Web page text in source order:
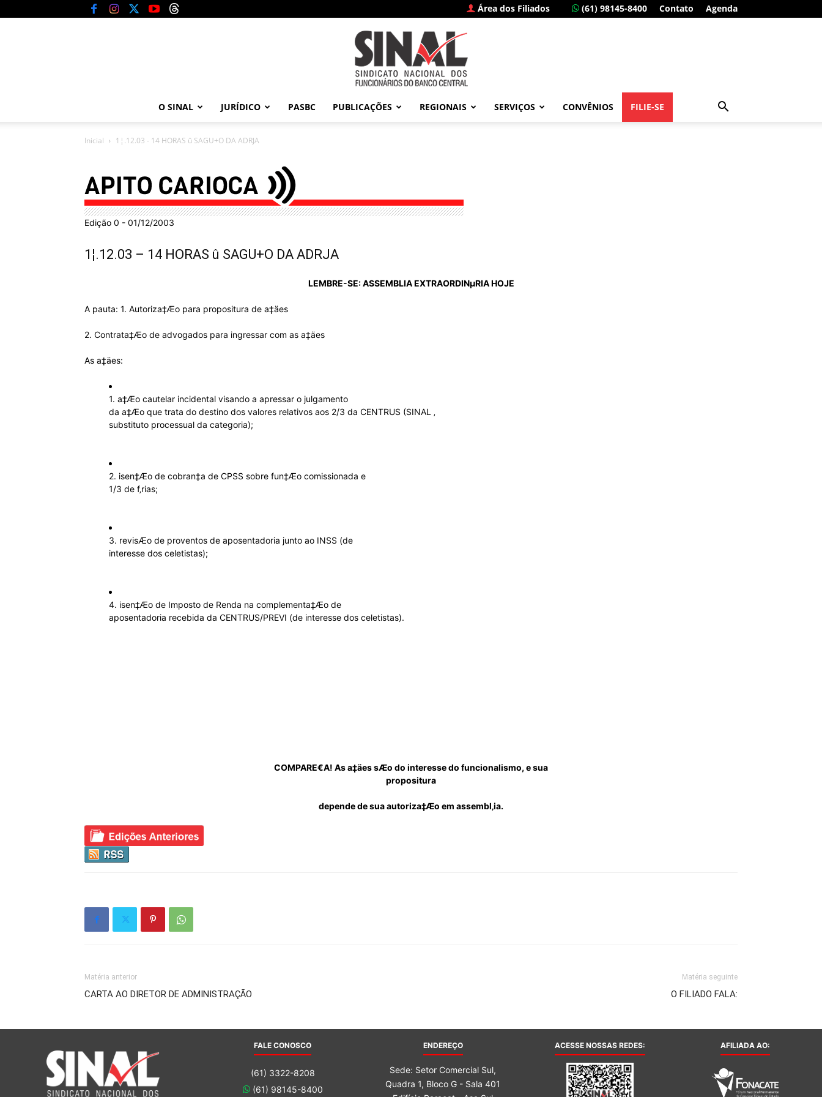
Área dos Filiados (61) 98145-8400 Contato Agenda
–
Sindicato
O SINAL JURÍDICO PASBC PUBLICAÇÕES REGIONAIS SERVIÇOS CONVÊNIOS FILIE-SE
Inicial 1¦.12.03 - 14 HORAS û SAGU+O DA ADRJA
Edição 0 - 01/12/2003
1¦.12.03 – 14 HORAS û SAGU+O DA ADRJA
LEMBRE-SE: ASSEMBLIA EXTRAORDINµRIA HOJE
A pauta: 1. Autoriza‡Æo para propositura de a‡äes
2. Contrata‡Æo de advogados para ingressar com as a‡äes
As a‡äes:
1. a‡Æo cautelar incidental visando a apressar o julgamento
da a‡Æo que trata do destino dos valores relativos aos 2/3 da CENTRUS (SINAL ‚
substituto processual da categoria);
2. isen‡Æo de cobran‡a de CPSS sobre fun‡Æo comissionada e
1/3 de f‚rias;
3. revisÆo de proventos de aposentadoria junto ao INSS (de
interesse dos celetistas);
4. isen‡Æo de Imposto de Renda na complementa‡Æo de
aposentadoria recebida da CENTRUS/PREVI (de interesse dos celetistas).
COMPARE€A! As a‡äes sÆo do interesse do funcionalismo, e sua
propositura
depende de sua autoriza‡Æo em assembl‚ia.
Matéria anterior
CARTA AO DIRETOR DE ADMINISTRAÇÃO
Matéria seguinte
O FILIADO FALA:
FALE CONOSCO
(61) 3322-8208
(61) 98145-8400
ENDEREÇO
Sede: Setor Comercial Sul,
Quadra 1, Bloco G - Sala 401
ACESSE NOSSAS REDES: AFILIADA AO: